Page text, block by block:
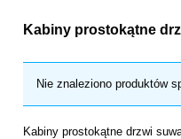
Kabiny prostokątne
Nie znaleziono produktów
Kabiny prostokątne drzwi